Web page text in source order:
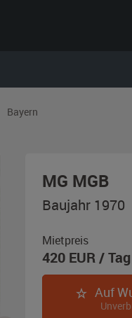
Bayern
MG MGB,
Baujahr 1970
Mietpreis
420 EUR/ Tag
Auf